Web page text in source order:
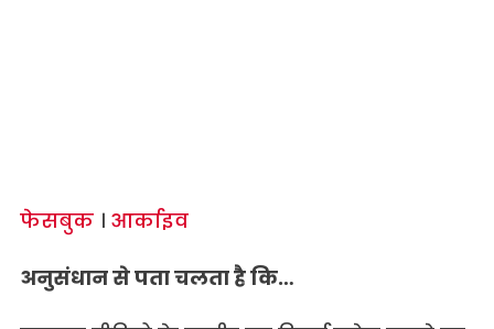
फेसबुक। आर्काइव
अनुसंधान से पता चलता है कि…